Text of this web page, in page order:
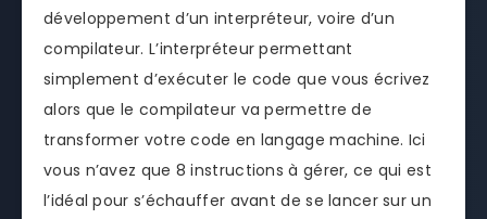
développement d’un interpréteur, voire d’un
compilateur. L’interpréteur permettant
simplement d’exécuter le code que vous écrivez
alors que le compilateur va permettre de
transformer votre code en langage machine. Ici
vous n’avez que 8 instructions à gérer, ce qui est
l’idéal pour s’échauffer avant de se lancer sur un